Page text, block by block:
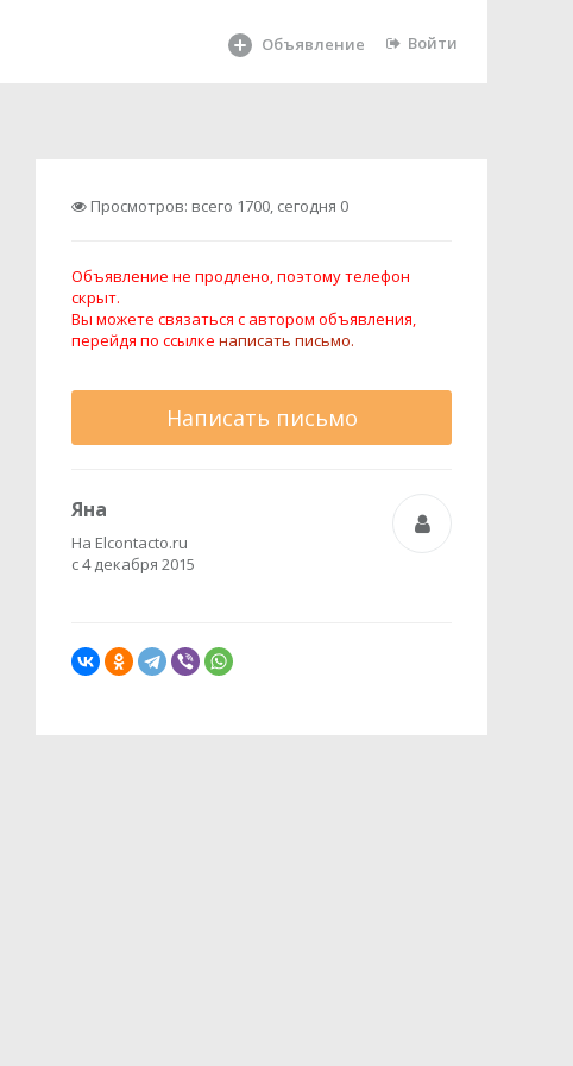
Объявление Войти
Просмотров: всего 1700, сегодня 0
Объявление не продлено, поэтому телефон
скрыт.
Вы можете связаться с автором объявления,
перейдя по ссылке написать письмо.
Написать письмо
Яна
На Elcontacto.ru
с 4 декабря 2015